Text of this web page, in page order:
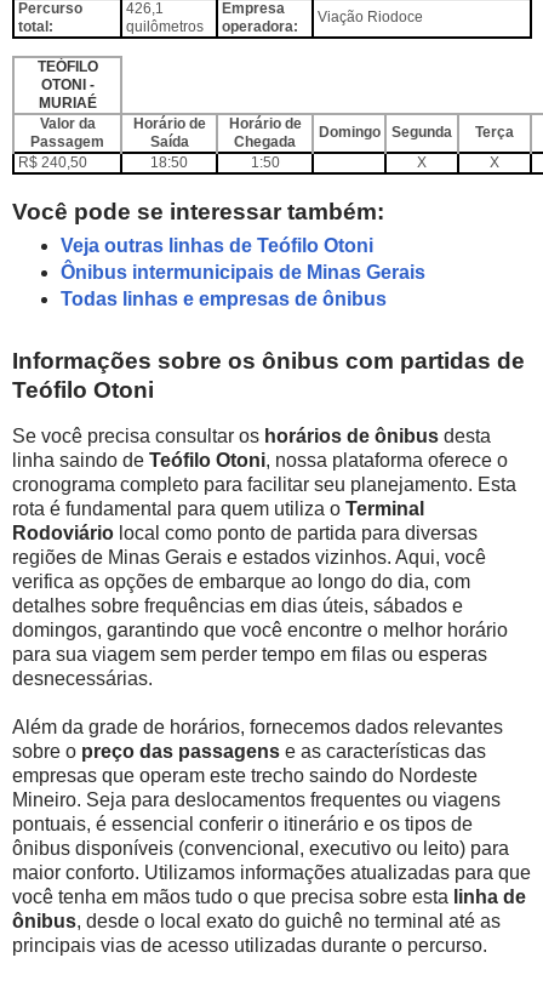
Percurso
total:
426,1
quilômetros
Empresa
operadora:
Viação Riodoce
TEÓFILO
OTONI -
MURIAÉ
Valor da
Passagem
Horário de
Saída
Horário de
Chegada
Domingo Segunda
Terça
R$ 240,50
18:50 1:50 X X
Você pode se interessar também:
Veja outras linhas de Teófilo Otoni
Ônibus intermunicipais de Minas Gerais
Todas linhas e empresas de ônibus
Informações sobre os ônibus com partidas de
Teófilo Otoni
Se você precisa consultar os horários de ônibus desta
linha saindo de Teófilo Otoni, nossa plataforma oferece o
cronograma completo para facilitar seu planejamento. Esta
rota é fundamental para quem utiliza o Terminal
Rodoviário local como ponto de partida para diversas
regiões de Minas Gerais e estados vizinhos. Aqui, você
verifica as opções de embarque ao longo do dia, com
detalhes sobre frequências em dias úteis, sábados e
domingos, garantindo que você encontre o melhor horário
para sua viagem sem perder tempo em filas ou esperas
desnecessárias.
Além da grade de horários, fornecemos dados relevantes
sobre o preço das passagens e as características das
empresas que operam este trecho saindo do Nordeste
Mineiro. Seja para deslocamentos frequentes ou viagens
pontuais, é essencial conferir o itinerário e os tipos de
ônibus disponíveis (convencional, executivo ou leito) para
maior conforto. Utilizamos informações atualizadas para que
você tenha em mãos tudo o que precisa sobre esta linha de
ônibus, desde o local exato do guichê no terminal até as
principais vias de acesso utilizadas durante o percurso.